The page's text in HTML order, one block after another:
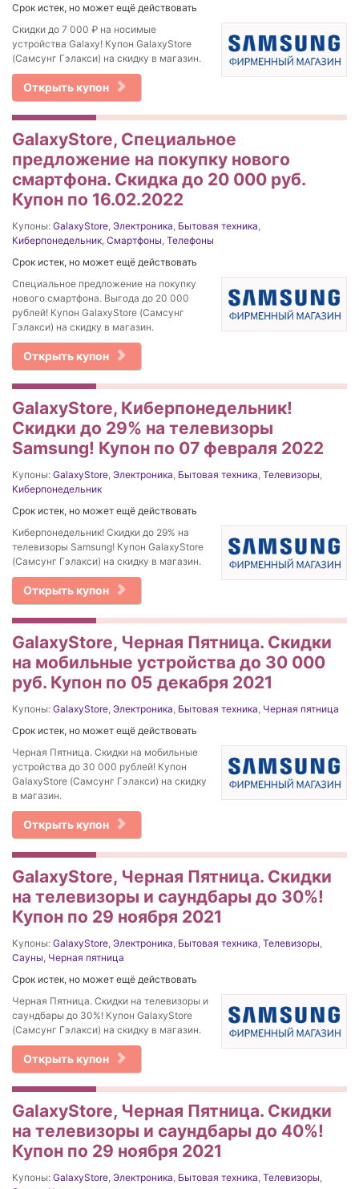
Срок истек, но может ещё действовать
Скидки до 7 000 ₽ на носимые
устройства Galaxy! Купон GalaxyStore
(Самсунг Гэлакси) на скидку в магазин.
Открыть купон
GalaxyStore, Специальное
предложение на покупку нового
смартфона. Скидка до 20 000 руб.
Купон по 16.02.2022
Купоны: GalaxyStore Электроника Бытовая техника
Киберпонедельник Смартфоны Телефоны
Срок истек, но может ещё действовать
Специальное предложение на покупку
нового смартфона. Выгода до 20 000
рублей! Купон GalaxyStore (Самсунг
Гэлакси) на скидку в магазин.
Открыть купон
GalaxyStore, Киберпонедельник!
Скидки до 29% на телевизоры
Samsung! Купон по 07 февраля 2022
Купоны: GalaxyStore Электроника Бытовая техника Телевизоры
Киберпонедельник
Срок истек, но может ещё действовать
Киберпонедельник! Скидки до 29% на
телевизоры Samsung! Купон GalaxyStore
(Самсунг Гэлакси) на скидку в магазин.
Открыть купон
GalaxyStore, Черная Пятница. Скидки
на мобильные устройства до 30 000
руб. Купон по 05 декабря 2021
Купоны: GalaxyStore Электроника Бытовая техника Черная пятница
Срок истек, но может ещё действовать
Черная Пятница. Скидки на мобильные
устройства до 30 000 рублей! Купон
GalaxyStore (Самсунг Гэлакси) на скидку
в магазин.
Открыть купон
GalaxyStore, Черная Пятница. Скидки
на телевизоры и саундбары до 30%!
Купон по 29 ноября 2021
Купоны: GalaxyStore Электроника Бытовая техника Телевизоры
Сауны Черная пятница
Срок истек, но может ещё действовать
Черная Пятница. Скидки на телевизоры и
саундбары до 30%! Купон GalaxyStore
(Самсунг Гэлакси) на скидку в магазин.
Открыть купон
GalaxyStore, Черная Пятница. Скидки
на телевизоры и саундбары до 40%!
Купон по 29 ноября 2021
Купоны: GalaxyStore Электроника Бытовая техника Телевизоры